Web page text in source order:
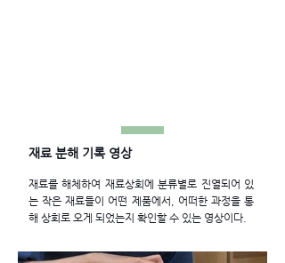
재료 분해 기록 영상
재료를 해체하여 재료상회에 분류별로 진열되어 있
는 작은 재료들이 어떤 제품에서, 어떠한 과정을 통
해 상회로 오게 되었는지 확인할 수 있는 영상이다.